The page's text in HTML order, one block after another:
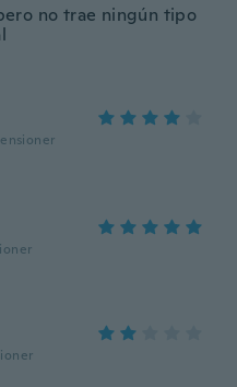
no trae ningún tipo